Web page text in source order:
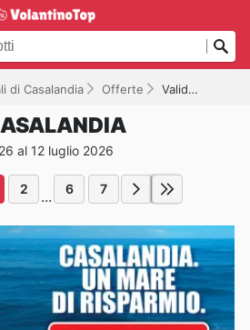
di Casalandia Offerte Valido fino al 12/07/2026
al 12 luglio 2026
2 ... 6 7